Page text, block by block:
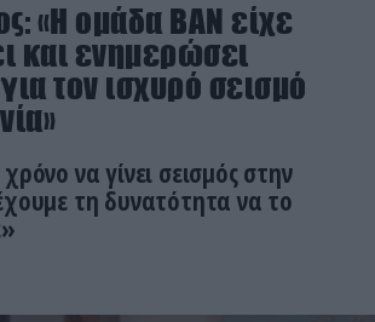
«Η ομάδα ΒΑΝ είχε
και ενημερώσει
τον ισχυρό σεισμό
να γίνει σεισμός στην
τη δυνατότητα να το